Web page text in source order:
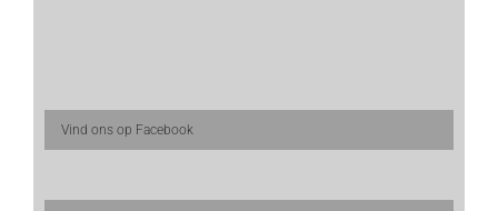
Vind ons op Facebook